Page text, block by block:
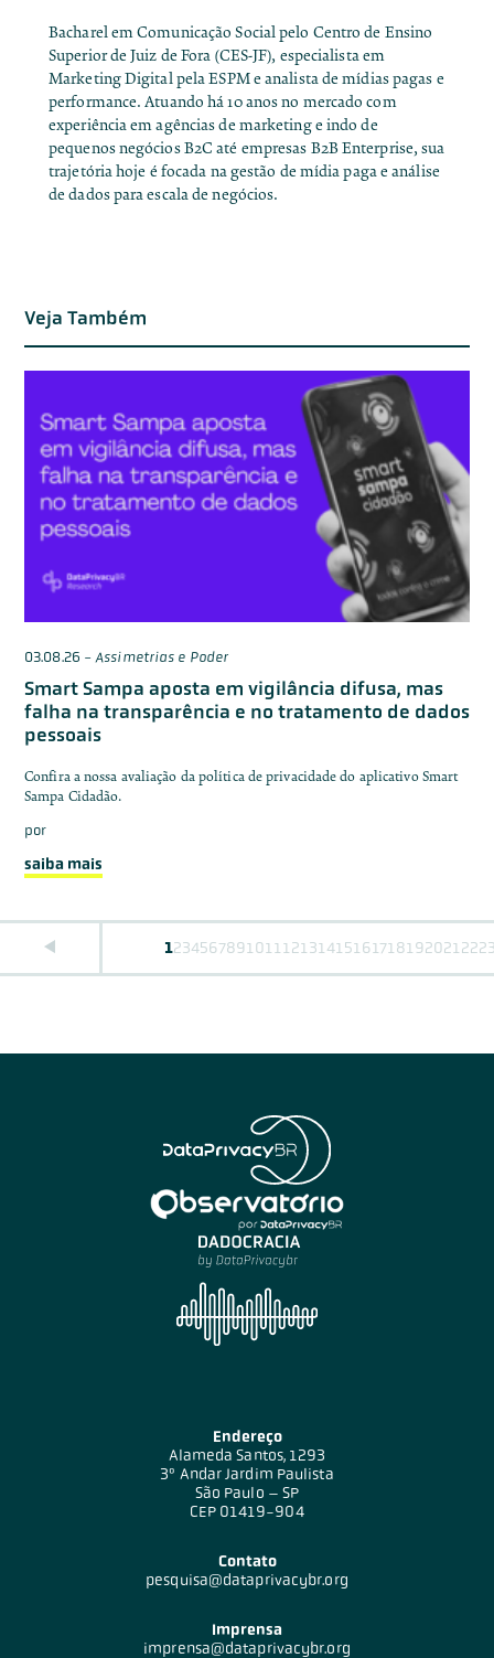
Bacharel em Comunicação Social pelo Centro de Ensino
Superior de Juiz de Fora (CES-JF), especialista em
Marketing Digital pela ESPM e analista de mídias pagas e
performance. Atuando há 10 anos no mercado com
experiência em agências de marketing e indo de
pequenos negócios B2C até empresas B2B Enterprise, sua
trajetória hoje é focada na gestão de mídia paga e análise
de dados para escala de negócios.
Veja Também
03.08.26 - Assimetrias e Poder
Smart Sampa aposta em vigilância difusa, mas
falha na transparência e no tratamento de dados
pessoais
Confira a nossa avaliação da política de privacidade do aplicativo Smart
Sampa Cidadão.
por
saiba mais
1234567891011 12131415161718192021 22
Endereço
Alameda Santos, 1293
3º Andar Jardim Paulista
São Paulo – SP
CEP 01419-904
Contato
pesquisa@dataprivacybr.org
Imprensa
imprensa@dataprivacybr.org